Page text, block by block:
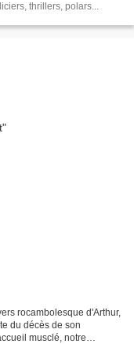
thrillers, polars...
rocambolesque d'Arthur,
du décès de son
musclé, notre